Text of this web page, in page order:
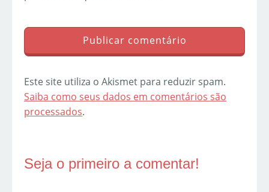
Este site utiliza o Akismet para reduzir spam.
Saiba como seus dados em comentários são
processados.
Seja o primeiro a comentar!